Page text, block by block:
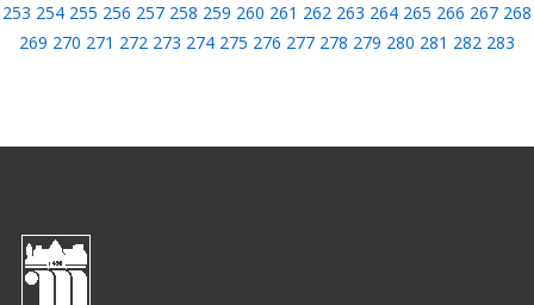
253 254 255 256 257 258 259 260 261 262 263 264 265 266 267 268
269 270 271 272 273 274 275 276 277 278 279 280 281 282 283